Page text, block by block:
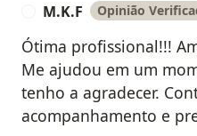
M.K.F Opinião
Ótima profissional!!!
Me ajudou em um
tenho a agradecer.
acompanhamento e